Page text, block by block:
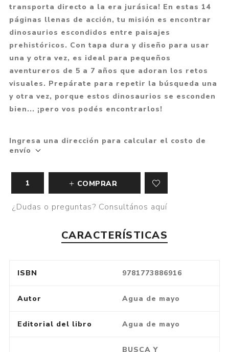
transporta directo a la era jurásica! En estas 14
páginas llenas de acción, tu misión es encontrar
dinosaurios escondidos entre paisajes
prehistóricos. Con tapa dura y diseño para usar
una y otra vez, es ideal para pequeños
aventureros de 5 a 7 años que adoran los retos
visuales. Prepárate para repetir la búsqueda una
y otra vez, porque estos dinosaurios se esconden
bien... ¡pero vos podés encontrarlos!
Ingresa una dirección para calcular el costo de
envío
COMPRAR
¿Dudas o preguntas? Consultános aquí
CARACTERÍSTICAS
ISBN 9781773886916
Autor Agua de mayo
Editorial del libro Agua de mayo
BUSCA Y